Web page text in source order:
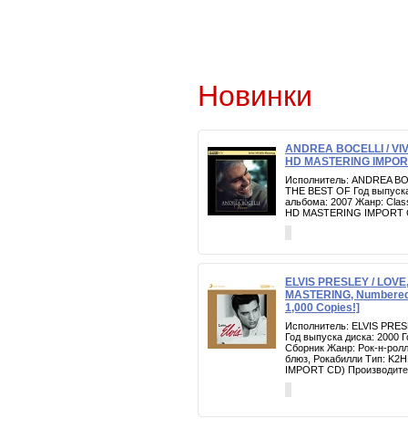
Новинки
ANDREA BOCELLI /
HD MASTERING
Исполнитель: ANDREA
THE BEST OF Год
альбома: 2007 Жанр:
HD MASTERING IMPORT
ELVIS PRESLEY /
MASTERING,
1,000 Copies!]
Исполнитель: ELVIS
Год выпуска диска: 2000
Сборник Жанр: Рок-н-
блюз, Рокабилли Тип:
IMPORT CD)